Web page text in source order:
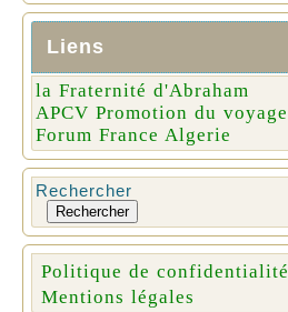
Liens
la Fraternité d'Abraham
APCV Promotion du voyage
Forum France Algerie
Rechercher
Rechercher
Politique de confidentialité
Mentions légales